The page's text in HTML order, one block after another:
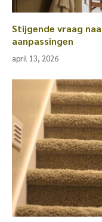
Stijgende vraag
aanpassingen
april 13, 2026